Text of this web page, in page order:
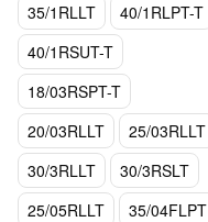
35/1RLLT
40/1RLPT-T
40/1RSUT-T
18/03RSPT-T
20/03RLLT
25/03RLLT
30/3RLLT
30/3RSLT
25/05RLLT
35/04FLPT